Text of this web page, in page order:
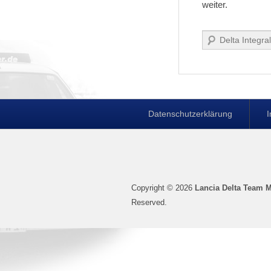
weiter.
Suche
Datenschutzerklärung
Copyright © 2026 Lancia Delta Team
Reserved.